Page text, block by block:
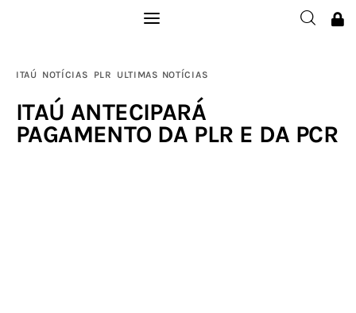
Filie-se
Publicações
ITAÚ NOTÍCIAS PLR ULTIMAS NOTÍCIAS
ITAÚ ANTECIPARÁ
PAGAMENTO DA PLR E DA PCR